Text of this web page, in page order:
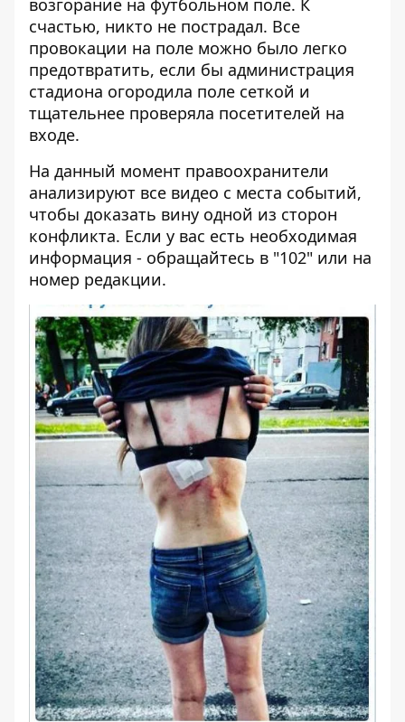
возгорание на футбольном поле. К
счастью, никто не пострадал. Все
провокации на поле можно было легко
предотвратить, если бы администрация
стадиона огородила поле сеткой и
тщательнее проверяла посетителей на
входе.
На данный момент правоохранители
анализируют все видео с места событий,
чтобы доказать вину одной из сторон
конфликта. Если у вас есть необходимая
информация - обращайтесь в "102" или на
номер редакции.